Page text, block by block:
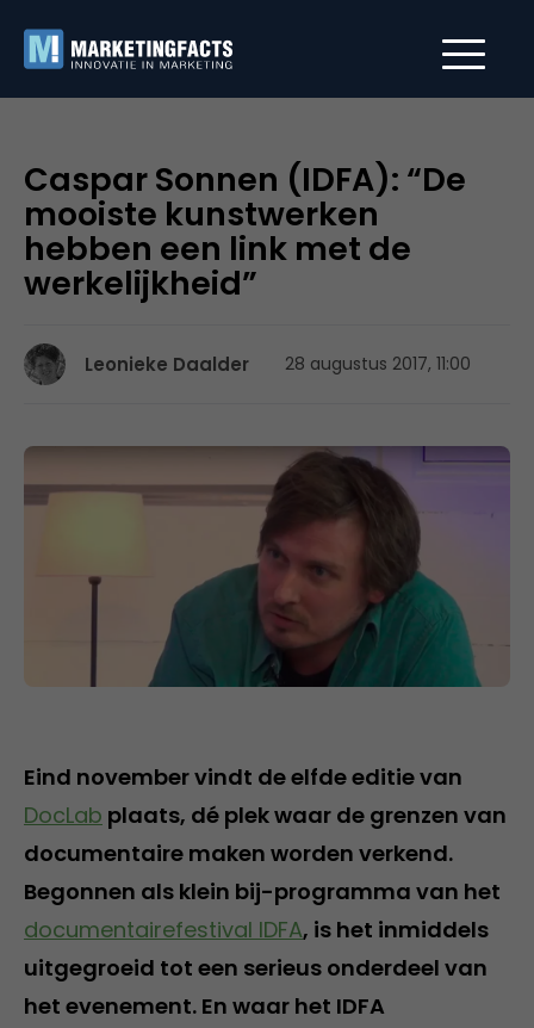
Caspar Sonnen (IDFA): “De
mooiste kunstwerken
hebben een link met de
werkelijkheid”
Leonieke Daalder 28 augustus 2017, 11:00
Eind november vindt de elfde editie van
DocLab plaats, dé plek waar de grenzen van
documentaire maken worden verkend.
Begonnen als klein bij-programma van het
documentairefestival IDFA, is het inmiddels
uitgegroeid tot een serieus onderdeel van
het evenement. En waar het IDFA